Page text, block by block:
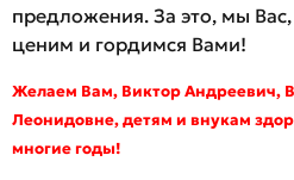
предложения. За это, мы
ценим и гордимся Вами!
Желаем Вам, Виктор Андреевич,
Леонидовне, детям и внукам
многие годы!